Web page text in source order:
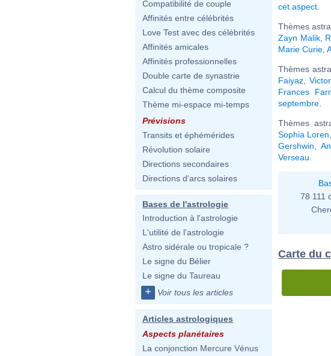
Compatibilité de couple
Affinités entre célébrités
Love Test avec des célébrités
Affinités amicales
Affinités professionnelles
Double carte de synastrie
Calcul du thème composite
Thème mi-espace mi-temps
Prévisions
Transits et éphémérides
Révolution solaire
Directions secondaires
Directions d'arcs solaires
Bases de l'astrologie
Introduction à l'astrologie
L'utilité de l'astrologie
Astro sidérale ou tropicale ?
Le signe du Bélier
Le signe du Taureau
+ Voir tous les articles
Articles astrologiques
Aspects planétaires
La conjonction Mercure Vénus
cet aspect
Thèmes
Zayn Malik,
Marie Curie
Thèmes
Faiyaz
Frances
septembre
Thèmes
Sophia Loren
Gershwin
Verseau
78 111
Carte du